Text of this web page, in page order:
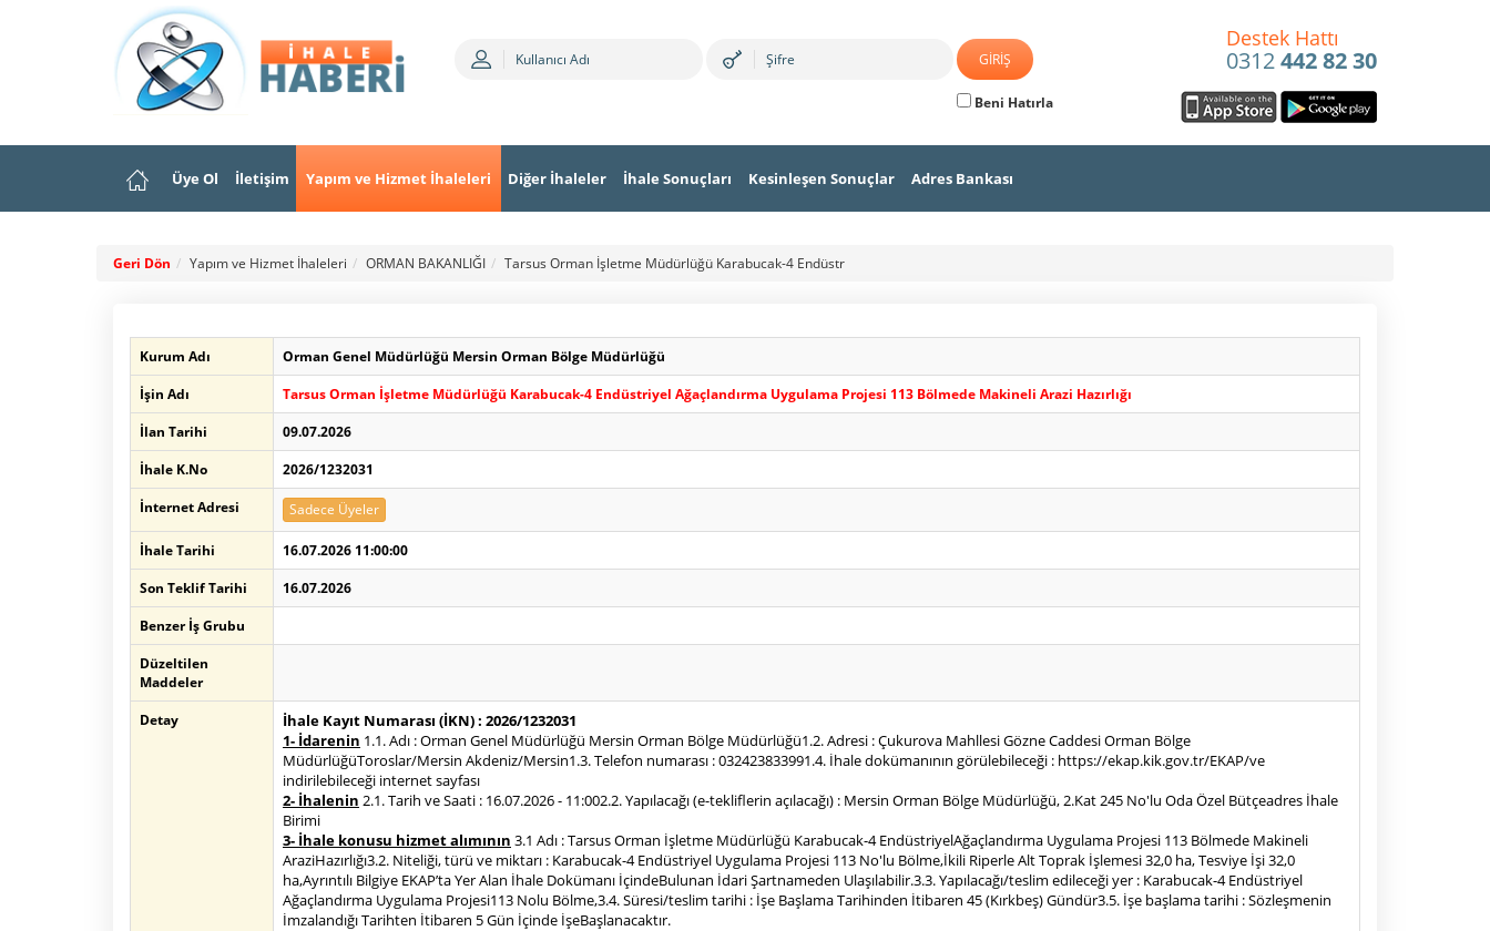
Beni Hatırla
Destek Hattı
0312442 82 30
Üye Ol İletişim Yapım ve Hizmet İhaleleri Diğer İhaleler İhale Sonuçları Kesinleşen Sonuçlar Adres Bankası
Geri Dön Yapım ve Hizmet İhaleleri ORMAN BAKANLIĞI Tarsus Orman İşletme Müdürlüğü Karabucak-4 Endüstr
Kurum Adı
Orman Genel Müdürlüğü Mersin Orman Bölge Müdürlüğü
İşin Adı
Tarsus Orman İşletme Müdürlüğü Karabucak-4 Endüstriyel Ağaçlandırma Uygulama Projesi 113 Bölmede Makineli Arazi Hazırlığı
İlan Tarihi
09.07.2026
İhale K.No
2026/1232031
İnternet Adresi
Sadece Üyeler
İhale Tarihi
16.07.2026 11:00:00
Son Teklif Tarihi
16.07.2026
Benzer İş Grubu
Düzeltilen
Maddeler
Detay
İhale Kayıt Numarası (İKN) : 2026/1232031
1- İdarenin 1.1. Adı : Orman Genel Müdürlüğü Mersin Orman Bölge Müdürlüğü1.2. Adresi : Çukurova Mahllesi Gözne Caddesi Orman Bölge
MüdürlüğüToroslar/Mersin Akdeniz/Mersin1.3. Telefon numarası : 032423833991.4. İhale dokümanının görülebileceği : https://ekap.kik.gov.tr/EKAP/ve
indirilebileceği internet sayfası
2- İhalenin 2.1. Tarih ve Saati : 16.07.2026 - 11:002.2. Yapılacağı (e-tekliflerin açılacağı) : Mersin Orman Bölge Müdürlüğü, 2.Kat 245 No'lu Oda Özel Bütçeadres İhale
Birimi
3- İhale konusu hizmet alımının 3.1 Adı : Tarsus Orman İşletme Müdürlüğü Karabucak-4 EndüstriyelAğaçlandırma Uygulama Projesi 113 Bölmede Makineli
AraziHazırlığı3.2. Niteliği, türü ve miktarı : Karabucak-4 Endüstriyel Uygulama Projesi 113 No'lu Bölme,İkili Riperle Alt Toprak İşlemesi 32,0 ha, Tesviye İşi 32,0
ha,Ayrıntılı Bilgiye EKAP’ta Yer Alan İhale Dokümanı İçindeBulunan İdari Şartnameden Ulaşılabilir.3.3. Yapılacağı/teslim edileceği yer : Karabucak-4 Endüstriyel
Ağaçlandırma Uygulama Projesi113 Nolu Bölme,3.4. Süresi/teslim tarihi : İşe Başlama Tarihinden İtibaren 45 (Kırkbeş) Gündür3.5. İşe başlama tarihi : Sözleşmenin
İmzalandığı Tarihten İtibaren 5 Gün İçinde İşeBaşlanacaktır.